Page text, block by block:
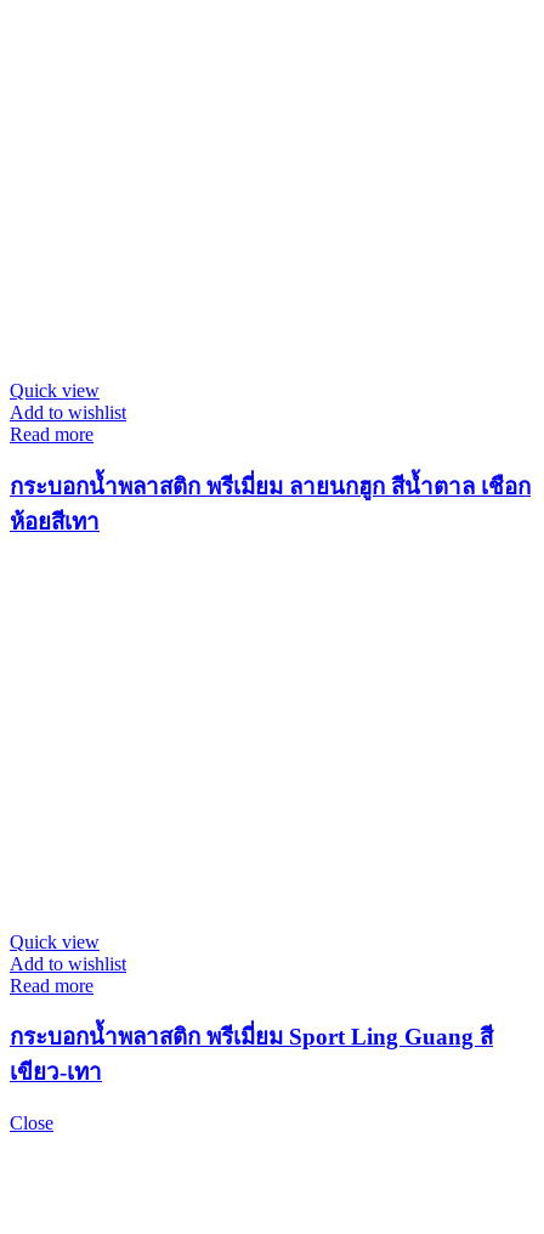
Quick view
Add to wishlist
Read more
กระบอกน้ำพลาสติก พรีเมี่ยม ลายนกฮูก สีน้ำตาล เชือก
ห้อยสีเทา
Quick view
Add to wishlist
Read more
กระบอกน้ำพลาสติก พรีเมี่ยม Sport Ling Guang สี
เขียว-เทา
Close